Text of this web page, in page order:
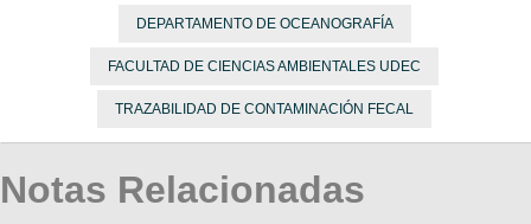
DEPARTAMENTO DE OCEANOGRAFÍA
FACULTAD DE CIENCIAS AMBIENTALES UDEC
TRAZABILIDAD DE CONTAMINACIÓN FECAL
Notas Relacionadas